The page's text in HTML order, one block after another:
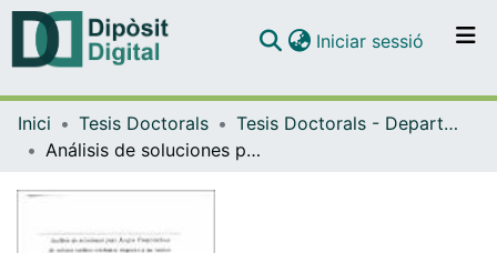
Navega per tot el DD
Com publicar
Iniciar sessió (current)
Inici Tesis Doctorals
Tesis Doctorals - Departament - Matemàtica Econòmica, Financera i Actuarial
Análisis de soluciones para juegos cooperativos de valores medios crecientes respecto a un vector: juegos financieros